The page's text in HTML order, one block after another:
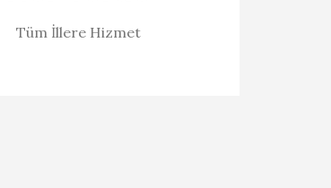
Tüm İllere Hizmet